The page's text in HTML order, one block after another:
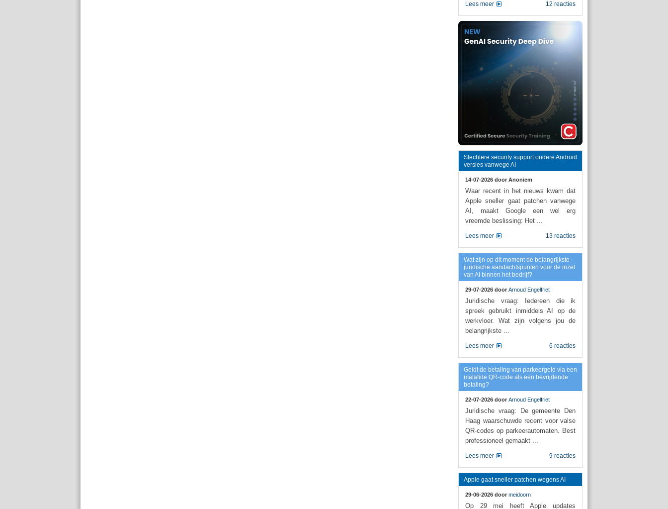
12 reacties
Lees meer
Slechtere security support oudere Android
versies vanwege AI
14-07-2026 door Anoniem
Waar recent in het nieuws kwam dat
Apple sneller gaat patchen vanwege
AI, maakt Google een wel erg
vreemde beslissing: Het ...
13 reacties
Lees meer
Wat zijn op dit moment de belangrijkste
juridische aandachtspunten voor de inzet
van AI binnen het bedrijf?
29-07-2026 door Arnoud Engelfriet
Juridische vraag: Iedereen die ik
spreek gebruikt inmiddels AI op de
werkvloer. Wat zijn volgens jou de
belangrijkste ...
6 reacties
Lees meer
Geldt de betaling van parkeergeld via een
malafide QR-code als een bevrijdende
betaling?
22-07-2026 door Arnoud Engelfriet
Juridische vraag: De gemeente Den
Haag waarschuwde recent voor valse
QR-codes op parkeerautomaten. Best
professioneel gemaakt ...
9 reacties
Lees meer
Apple gaat sneller patchen wegens AI
29-06-2026 door meidoorn
Op 29 mei heeft Apple updates